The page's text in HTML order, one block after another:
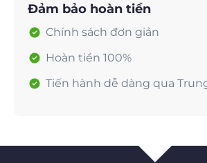
Đảm bảo hoàn tiền
Chính sách đơn giản
Hoàn tiền 100%
Tiến hành dễ dàng qua